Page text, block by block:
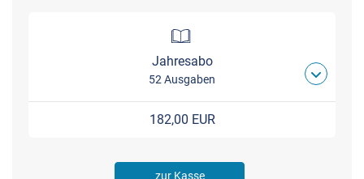
Jahresabo
52 Ausgaben
182,00 EUR
zur Kasse